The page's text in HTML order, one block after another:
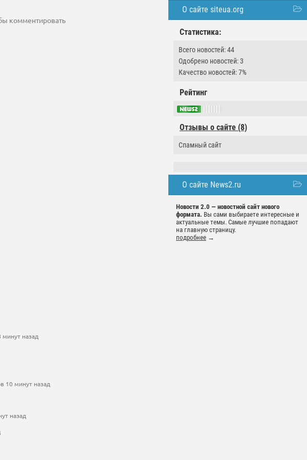
О сайте siteua.org
Статистика:
Всего новостей: 44
Одобрено новостей: 3
Качество новостей: 7%
Рейтинг
Отзывы о сайте (8)
Спамный сайт
О сайте News2.ru
Новости 2.0 — новостной сайт нового
формата. Вы сами выбираете интересные и
актуальные темы. Самые лучшие попадают
на главную страницу.
подробнее →
комментировать
назад
10 минут назад
назад